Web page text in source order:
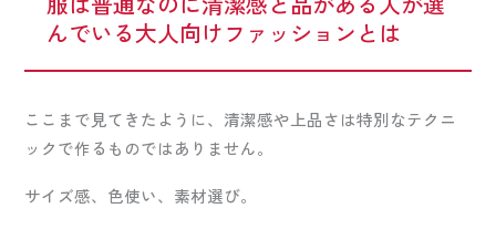
んでいる大人向けファッションとは
ここまで見てきたように、清潔感や上品さは特別なテクニ
ックで作るものではありません。
サイズ感、色使い、素材選び。